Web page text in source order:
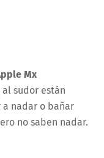
Mx
sudor están
a nadar o bañar
no saben nadar.